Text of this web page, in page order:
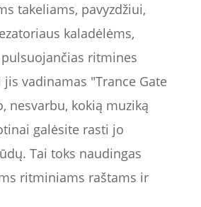
takeliams, pavyzdžiui,
kaladėlėms,
ritmines
jis vadinamas "Trance Gate
nesvarbu, kokią muziką
galėsite rasti jo
Tai toks naudingas
ritminiams raštams ir